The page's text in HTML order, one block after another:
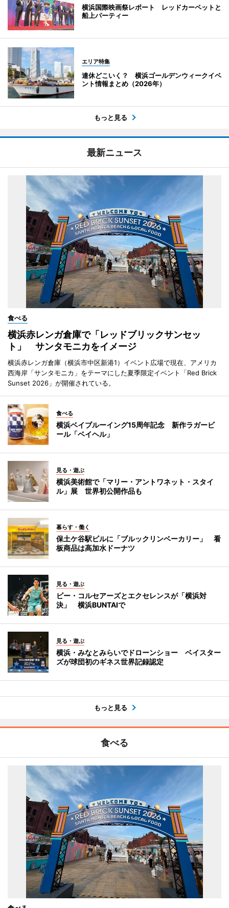
横浜国際映画祭レポート レッドカーペットと
船上パーティー
エリア特集
連休どこいく？ 横浜ゴールデンウィークイベ
ント情報まとめ（2026年）
もっと見る
最新ニュース
食べる
横浜赤レンガ倉庫で「レッドブリックサンセッ
ト」 サンタモニカをイメージ
横浜赤レンガ倉庫（横浜市中区新港1）イベント広場で現在、アメリカ
西海岸「サンタモニカ」をテーマにした夏季限定イベント「Red Brick
Sunset 2026」が開催されている。
食べる
横浜ベイブルーイング15周年記念 新作ラガービ
ール「ベイヘル」
見る・遊ぶ
横浜美術館で「マリー・アントワネット・スタイ
ル」展 世界初公開作品も
暮らす・働く
保土ケ谷駅ビルに「ブルックリンベーカリー」 看
板商品は高加水ドーナツ
見る・遊ぶ
ビー・コルセアーズとエクセレンスが「横浜対
決」 横浜BUNTAIで
見る・遊ぶ
横浜・みなとみらいでドローンショー ベイスター
ズが球団初のギネス世界記録認定
もっと見る
食べる